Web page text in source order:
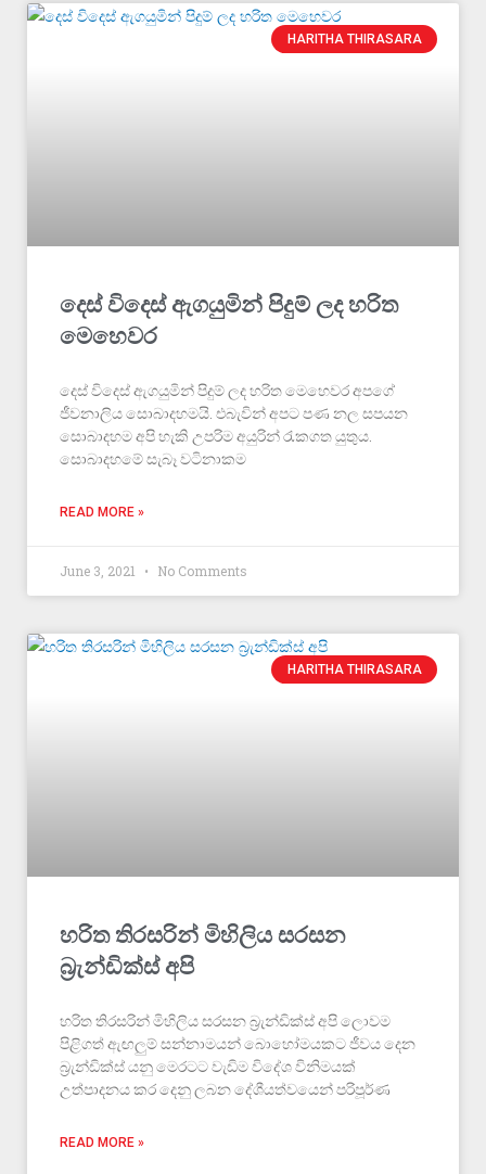
HARITHA THIRASARA
දෙස් විදෙස් ඇගයුමින් පිදුම් ලද හරිත
මෙහෙවර
දෙස් විදෙස් ඇගයුමින් පිදුම් ලද හරිත මෙහෙවර අපගේ
ජීවනාලිය සොබාදහමයි. එබැවින් අපට පණ නල සපයන
සොබාදහම අපි හැකි උපරිම අයුරින් රැකගත යුතුය.
සොබාදහමේ සැබෑ වටිනාකම
READ MORE »
June 3, 2021 No Comments
HARITHA THIRASARA
හරිත තිරසරින් මිහිලිය සරසන
බ්‍රැන්ඩික්ස් අපි
හරිත තිරසරින් මිහිලිය සරසන බ්‍රැන්ඩික්ස් අපි ලොවම
පිළිගත් ඇඟලුම් සන්නාමයන් බොහෝමයකට ජීවය දෙන
බ්‍රැන්ඩික්ස් යනු මෙරටට වැඩිම විදේශ විනිමයක්
උත්පාදනය කර දෙනු ලබන දේශීයත්වයෙන් පරිපූර්ණ
READ MORE »